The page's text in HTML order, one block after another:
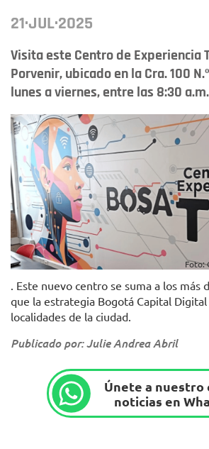
21·JUL·2025
Visita este Centro de Experiencia
Porvenir, ubicado en la Cra. 100
lunes a viernes, entre las 8:30
Foto:
. Este nuevo centro se suma a los más
que la estrategia Bogotá Capital
localidades de la ciudad.
Publicado por: Julie Andrea Abril
Únete a nuestro
noticias en